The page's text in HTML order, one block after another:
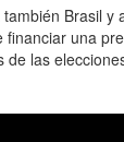
Brasil y
financiar una
de las